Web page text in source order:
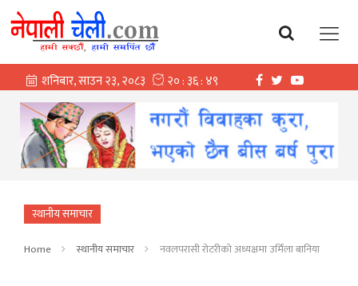
स्थानीय समाचार
Home स्थानीय समाचार नवलपरासी रोटरीको अध्यक्षमा उर्मिला बानिया